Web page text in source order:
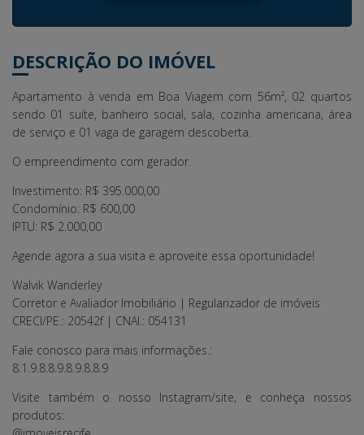
DESCRIÇÃO DO IMÓVEL
Apartamento à venda em Boa Viagem com 56m², 02 quartos
sendo 01 suíte, banheiro social, sala, cozinha americana, área
de serviço e 01 vaga de garagem descoberta.
O empreendimento com gerador.
Investimento: R$ 395.000,00
Condomínio: R$ 600,00
IPTU: R$ 2.000,00
Agende agora a sua visita e aproveite essa oportunidade!
Walvik Wanderley
Corretor e Avaliador Imobiliário | Regularizador de imóveis
CRECI/PE.: 20542f | CNAI.: 054131
Fale conosco para mais informações.:
8.1.9.8.8.9.8.9.8.8.9
Visite também o nosso Instagram/site, e conheça nossos
produtos: